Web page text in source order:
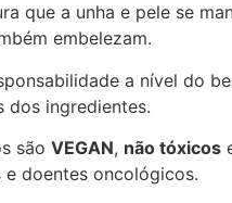
que a unha e pele se
embelezam.
a nível do
dos ingredientes.
são VEGAN, não tóxicos
doentes oncológicos.